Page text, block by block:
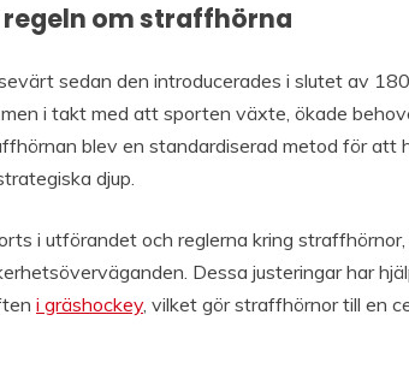
om straffhörna
sedan den introducerades i slutet av
i takt med att sporten växte, ökade
blev en standardiserad metod för att
djup.
i utförandet och reglerna kring
Dessa justeringar har
i gräshockey, vilket gör straffhörnor till en